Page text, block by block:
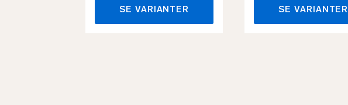
SE VARIANTER SE VARIANTER